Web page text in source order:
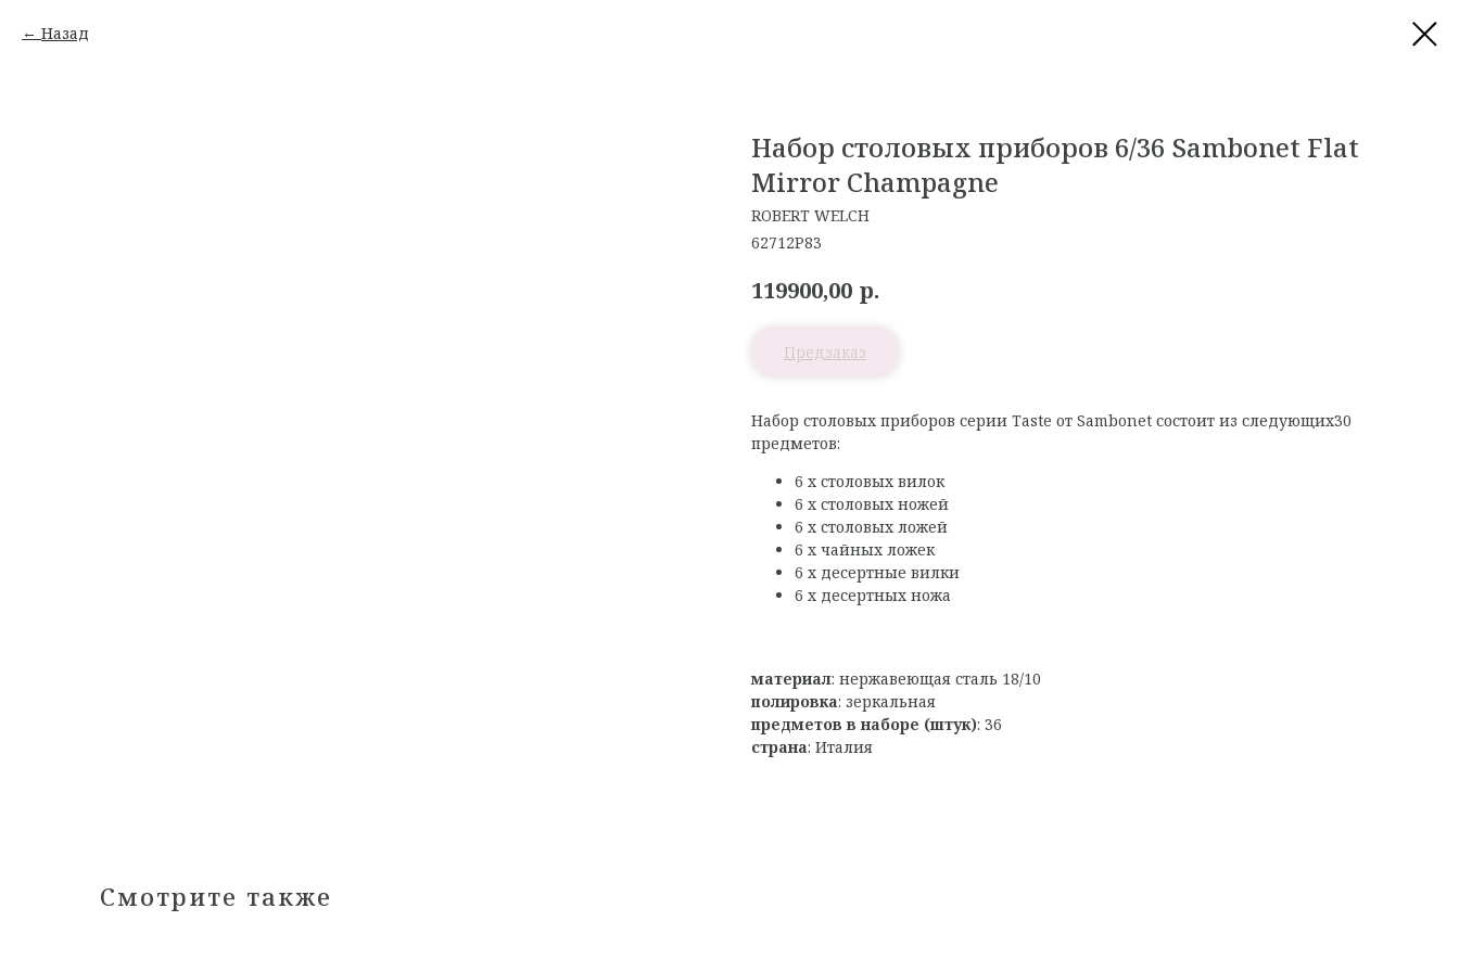
Назад
Набор столовых приборов 6/36 Sambonet Flat
Mirror Champagne
ROBERT WELCH
62712P83
119900,00 р.
Набор столовых приборов серии Taste от Sambonet состоит из следующих30
предметов:
6 x столовых вилок
6 x столовых ножей
6 x столовых ложей
6 x чайных ложек
6 х десертные вилки
6 х десертных ножа
материал: нержавеющая сталь 18/10
полировка: зеркальная
предметов в наборе (штук): 36
страна: Италия
Смотрите также